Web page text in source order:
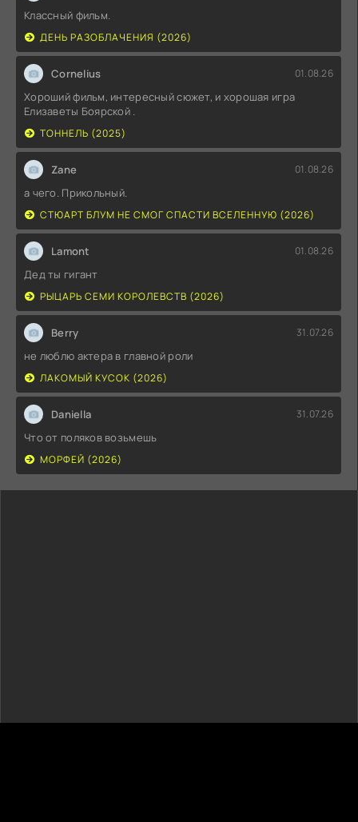
Классный фильм.
ДЕНЬ РАЗОБЛАЧЕНИЯ (2026)
Cornelius 01.08.26
Хороший фильм, интересный сюжет, и хорошая игра
Елизаветы Боярской .
ТОННЕЛЬ (2025)
Zane 01.08.26
а чего. Прикольный.
СТЮАРТ БЛУМ НЕ СМОГ СПАСТИ ВСЕЛЕННУЮ (2026)
Lamont 01.08.26
Дед ты гигант
РЫЦАРЬ СЕМИ КОРОЛЕВСТВ (2026)
Berry 31.07.26
не люблю актера в главной роли
ЛАКОМЫЙ КУСОК (2026)
Daniella 31.07.26
Что от поляков возьмешь
МОРФЕЙ (2026)